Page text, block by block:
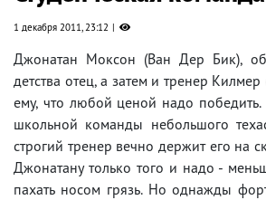
1 декабря 2011, 23:12
Джонатан Моксон (Ван Дер Бик),
детства отец, а затем и тренер
ему, что любой ценой надо победить.
школьной команды небольшого
строгий тренер вечно держит его на
Джонатану только того и надо -
пахать носом грязь. Но однажды